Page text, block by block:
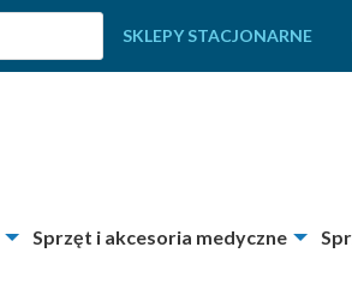
SKLEPY STACJONARNE
Sprzęt i akcesoria medyczne